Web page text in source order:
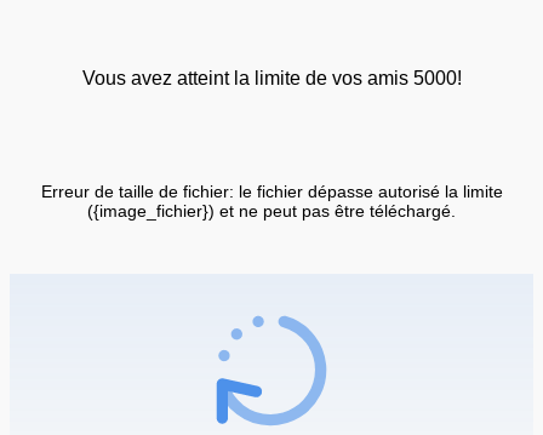
Vous avez atteint la limite de vos amis 5000!
Erreur de taille de fichier: le fichier dépasse autorisé la limite
({image_fichier}) et ne peut pas être téléchargé.